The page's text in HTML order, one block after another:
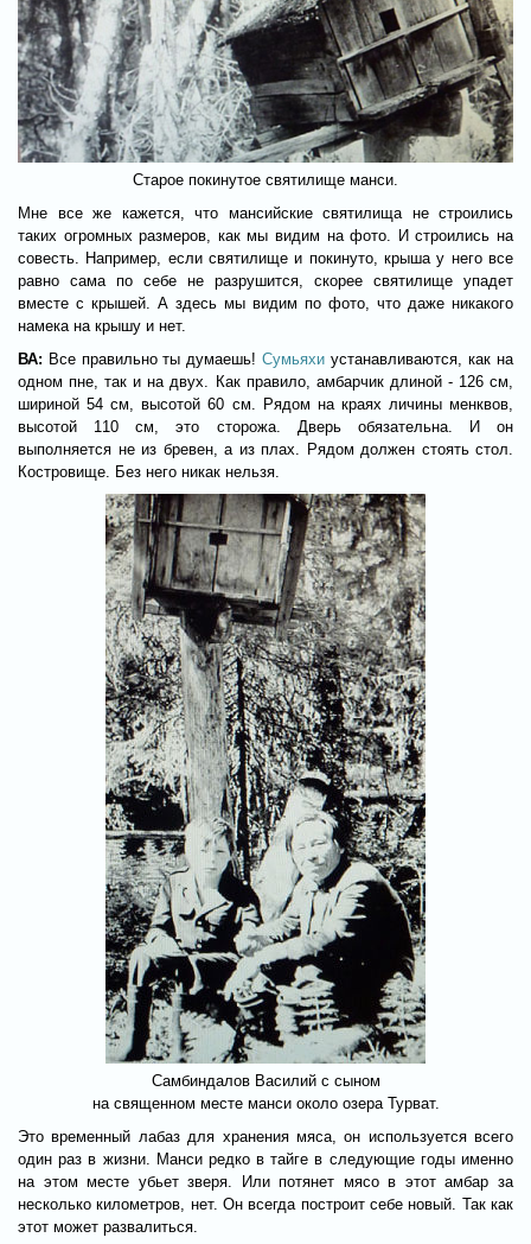
Старое покинутое святилище манси.
Мне все же кажется, что мансийские святилища не строились
таких огромных размеров, как мы видим на фото. И строились на
совесть. Например, если святилище и покинуто, крыша у него все
равно сама по себе не разрушится, скорее святилище упадет
вместе с крышей. А здесь мы видим по фото, что даже никакого
намека на крышу и нет.
ВА: Все правильно ты думаешь! Сумьяхи устанавливаются, как на
одном пне, так и на двух. Как правило, амбарчик длиной - 126 см,
шириной 54 см, высотой 60 см. Рядом на краях личины менквов,
высотой 110 см, это сторожа. Дверь обязательна. И он
выполняется не из бревен, а из плах. Рядом должен стоять стол.
Костровище. Без него никак нельзя.
Самбиндалов Василий с сыном
на священном месте манси около озера Турват.
Это временный лабаз для хранения мяса, он используется всего
один раз в жизни. Манси редко в тайге в следующие годы именно
на этом месте убьет зверя. Или потянет мясо в этот амбар за
несколько километров, нет. Он всегда построит себе новый. Так как
этот может развалиться.